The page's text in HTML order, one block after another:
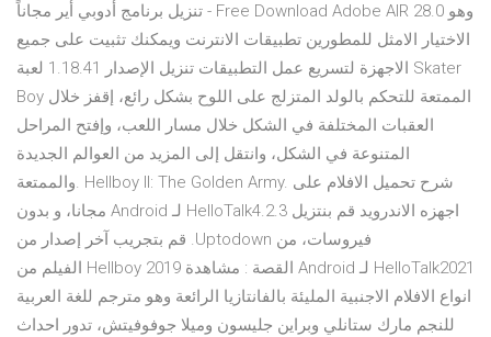
تنزيل برنامج أدوبي أير مجاناً - Free Download Adobe AIR 28.0 وهو
الاختيار الامثل للمطورين تطبيقات الانترنت ويمكنك تثبيت على جميع
الاجهزة لتسريع عمل التطبيقات تنزيل الإصدار 1.18.41 لعبة Skater
Boy الممتعة للتحكم بالولد المتزلج على اللوح بشكل رائع، إقفز خلال
العقبات المختلفة في الشكل خلال مسار اللعب، وإفتح المراحل
المتنوعة في الشكل، وانتقل إلى المزيد من العوالم الجديدة
والممتعة. Hellboy II: The Golden Army. شرح تحميل الافلام على
اجهزه الاندرويد ‫قم بنتزيل HelloTalk4.2.3 لـ Android مجانا، و بدون
فيروسات، من Uptodown. قم بتجريب آخر إصدار من
HelloTalk2021 لـ Android القصة : مشاهدة Hellboy 2019 الفيلم من
انواع الافلام الاجنبية المليئة بالفانتازيا الرائعة وهو مترجم للغة العربية
للنجم مارك ستانلي وبراين جليسون وميلا جوفوفيتش، تدور احداث